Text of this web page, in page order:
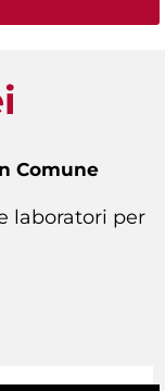
Comune
laboratori per